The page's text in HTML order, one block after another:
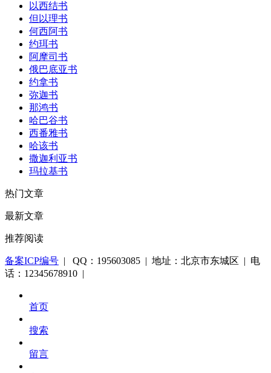
以西结书
但以理书
何西阿书
约珥书
阿摩司书
俄巴底亚书
约拿书
弥迦书
那鸿书
哈巴谷书
西番雅书
哈该书
撒迦利亚书
玛拉基书
热门文章
最新文章
推荐阅读
备案ICP编号 | QQ：195603085 | 地址：北京市东城区 | 电
话：12345678910 |
首页
搜索
留言